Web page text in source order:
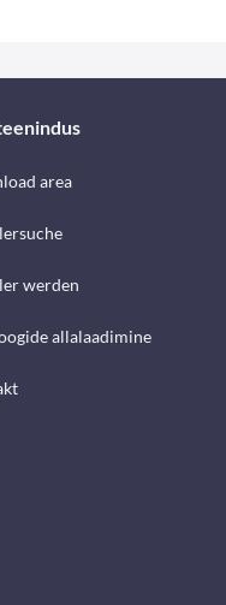
area
werden
allalaadimine